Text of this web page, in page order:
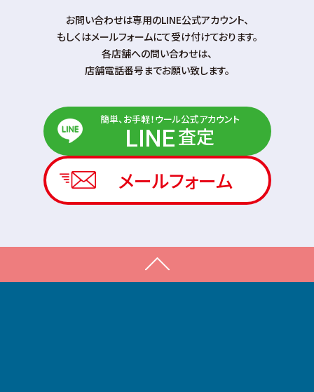
お問い合わせは専⽤のLINE公式アカウント、
もしくはメールフォームにて受け付けております。
各店舗への問い合わせは、
店舗電話番号までお願い致します。
簡単、お手軽！ウール公式アカウント
LINE査定
メールフォーム